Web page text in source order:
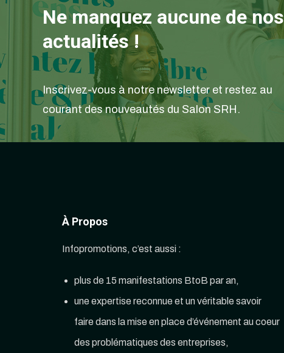
Ne manquez aucune de nos
actualités !
Inscrivez-vous à notre newsletter et restez au
courant des nouveautés du Salon SRH.
À Propos
Infopromotions, c’est aussi :
plus de 15 manifestations BtoB par an,
une expertise reconnue et un véritable savoir
faire dans la mise en place d’événement au coeur
des problématiques des entreprises,